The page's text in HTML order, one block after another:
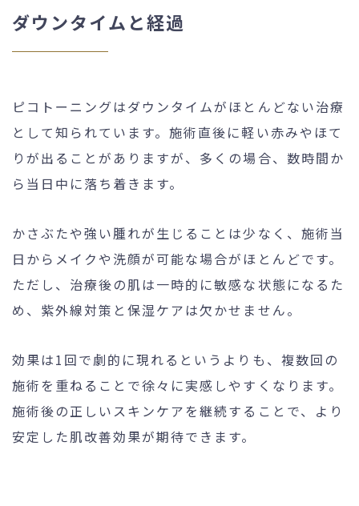
ダウンタイムと経過
ピコトーニングはダウンタイムがほとんどない治療
として知られています。施術直後に軽い赤みやほて
りが出ることがありますが、多くの場合、数時間か
ら当日中に落ち着きます。
かさぶたや強い腫れが生じることは少なく、施術当
日からメイクや洗顔が可能な場合がほとんどです。
ただし、治療後の肌は一時的に敏感な状態になるた
め、紫外線対策と保湿ケアは欠かせません。
効果は1回で劇的に現れるというよりも、複数回の
施術を重ねることで徐々に実感しやすくなります。
施術後の正しいスキンケアを継続することで、より
安定した肌改善効果が期待できます。